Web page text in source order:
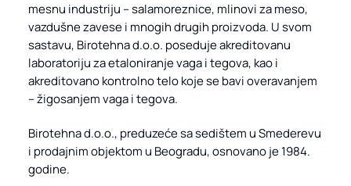
mesnu industriju – salamoreznice, mlinovi za meso,
vazdušne zavese i mnogih drugih proizvoda. U svom
sastavu, Birotehna d.o.o. poseduje akreditovanu
laboratoriju za etaloniranje vaga i tegova, kao i
akreditovano kontrolno telo koje se bavi overavanjem
– žigosanjem vaga i tegova.
Birotehna d.o.o., preduzeće sa sedištem u Smederevu
i prodajnim objektom u Beogradu, osnovano je 1984.
godine.